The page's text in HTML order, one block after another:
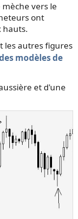
vers le
ont
hauts.
les autres figures
modèles de
et d'une